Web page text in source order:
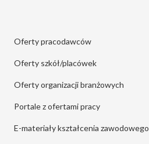
Oferty pracodawców
Oferty szkół/placówek
Oferty organizacji branżowych
Portale z ofertami pracy
E-materiały kształcenia zawodowego